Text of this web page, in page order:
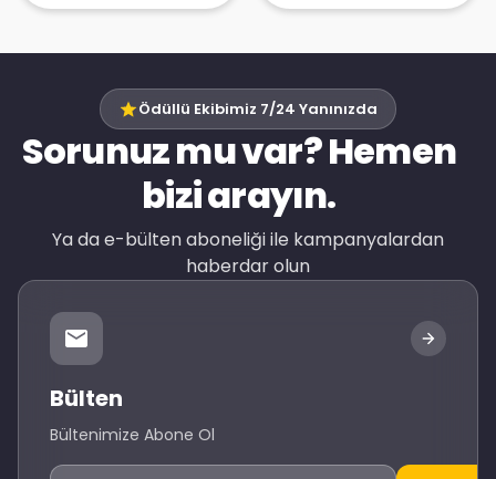
Ödüllü Ekibimiz 7/24 Yanınızda
Sorunuz mu var? Hemen
bizi arayın.
Ya da e-bülten aboneliği ile kampanyalardan
haberdar olun
Bülten
Bültenimize Abone Ol